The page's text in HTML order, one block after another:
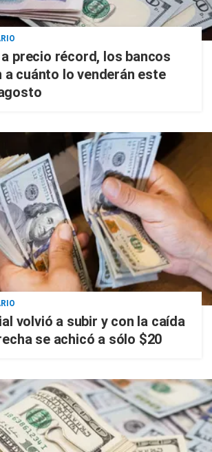
precio récord, los bancos
cuánto lo venderán este
volvió a subir y con la caída
se achicó a sólo $20